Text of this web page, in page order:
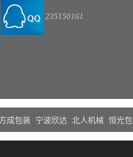
235150161
方成包装 宁波欣达 北人机械 恒光